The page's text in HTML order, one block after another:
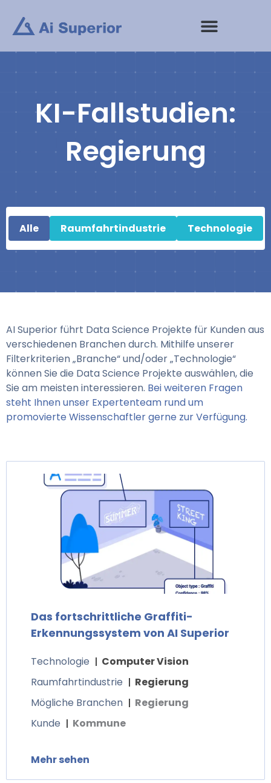
Inhalt
springen
KI-Fallstudien:
Regierung
Alle Raumfahrtindustrie Technologie
AI Superior führt Data Science Projekte für Kunden aus
verschiedenen Branchen durch. Mithilfe unserer
Filterkriterien „Branche“ und/oder „Technologie“
können Sie die Data Science Projekte auswählen, die
Sie am meisten interessieren. Bei weiteren Fragen
steht Ihnen unser Expertenteam rund um
promovierte Wissenschaftler gerne zur Verfügung.
Das fortschrittliche Graffiti-
Erkennungssystem von AI Superior
Technologie
Computer Vision
Raumfahrtindustrie
Regierung
Mögliche Branchen
Regierung
Kunde
Kommune
Mehr sehen